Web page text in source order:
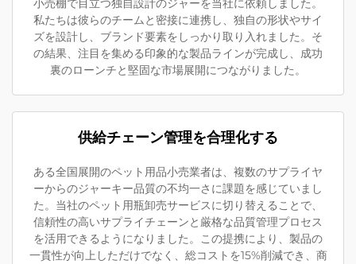
小売棚で目立つ独自設計のジャーを当社に依頼しました。
私たちは彼らのチームと密接に連携し、独自の形状やサイ
ズを設計し、ブランド要素をしっかり取り入れました。そ
の結果、注目を集める印象的な製品ラインが完成し、成功
裏のローンチと堅固な市場展開につながりました。
供給チェーン管理を合理化する
ある全国展開のペット用品小売業者は、複数のサプライヤ
ーからのジャーキー品質の不均一さに課題を感じていまし
た。当社のペット用瓶卸売サービスに切り替えることで、
信頼性の高いサプライチェーンと厳格な品質管理プロセス
を活用できるようになりました。この提携により、製品の
一貫性が向上しただけでなく、総コストを15%削減でき、商